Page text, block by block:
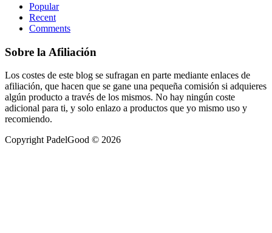
Popular
Recent
Comments
Sobre la Afiliación
Los costes de este blog se sufragan en parte mediante enlaces de
afiliación, que hacen que se gane una pequeña comisión si adquieres
algún producto a través de los mismos. No hay ningún coste
adicional para ti, y solo enlazo a productos que yo mismo uso y
recomiendo.
Copyright PadelGood © 2026